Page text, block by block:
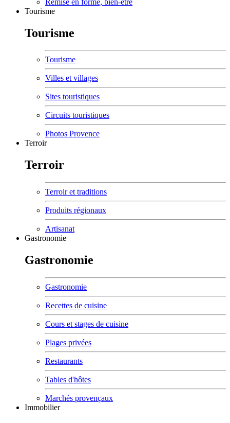
Tourisme
Tourisme
Tourisme
Villes et villages
Sites touristiques
Circuits touristiques
Photos Provence
Terroir
Terroir
Terroir et traditions
Produits régionaux
Artisanat
Gastronomie
Gastronomie
Gastronomie
Recettes de cuisine
Cours et stages de cuisine
Plages privées
Restaurants
Tables d'hôtes
Marchés provençaux
Immobilier